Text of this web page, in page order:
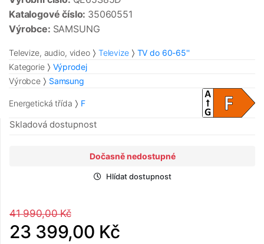
Katalogové číslo: 35060551
Výrobce: SAMSUNG
Televize, audio, video Televize
TV do 60-65''
Kategorie
Výprodej
Výrobce
Samsung
Energetická třída F
Skladová dostupnost
Dočasně nedostupné
Hlídat dostupnost
41 990,00 Kč
23 399,00 Kč